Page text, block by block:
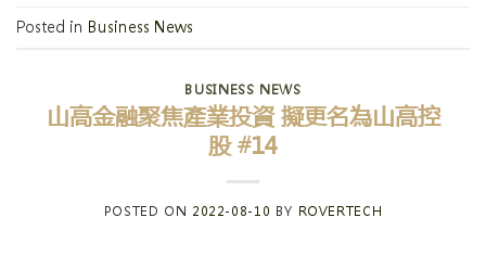
Posted in Business News
BUSINESS NEWS
山高金融聚焦產業投資 擬更名為山高控
股 #14
POSTED ON 2022-08-10 BY ROVERTECH